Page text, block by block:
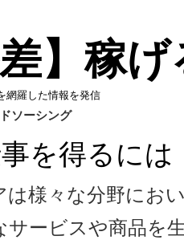
差】稼
網羅した情報を発信
ソーシング
を得るには
様々な分野にお
サービスや商品を